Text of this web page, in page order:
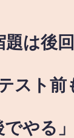
題は後
テスト
でやる